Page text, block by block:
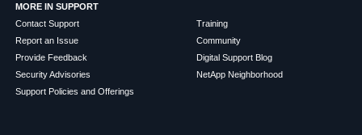
MORE IN SUPPORT
Contact Support
Report an Issue
Provide Feedback
Security Advisories
Support Policies and Offerings
Training
Community
Digital Support Blog
NetApp Neighborhood